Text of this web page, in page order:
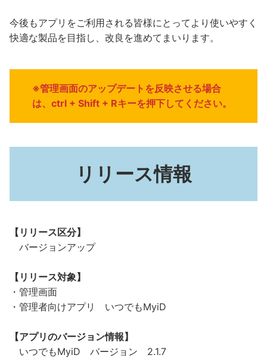
今後もアプリをご利用される皆様にとってより使いやすく
快適な製品を目指し、改良を進めてまいります。
※管理画面のアップデートを反映させる場合
は、ctrl + Shift + Rキーを押下してください。
リリース情報
【リリース区分】
バージョンアップ
【リリース対象】
・管理画面
・管理者向けアプリ いつでもMyiD
【アプリのバージョン情報】
いつでもMyiD バージョン 2.1.7